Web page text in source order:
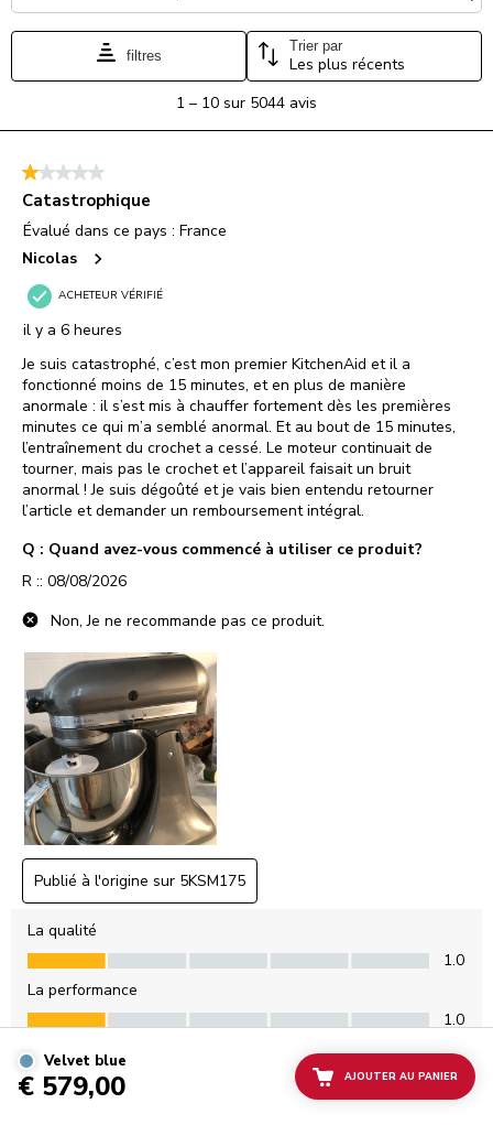
Velvet blue
€ 579,00 AJOUTER AU PANIER